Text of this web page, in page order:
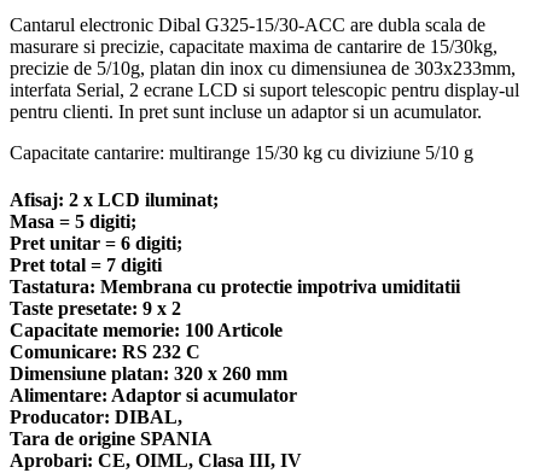
Cantarul electronic Dibal G325-15/30-ACC are dubla scala de
masurare si precizie, capacitate maxima de cantarire de 15/30kg,
precizie de 5/10g, platan din inox cu dimensiunea de 303x233mm,
interfata Serial, 2 ecrane LCD si suport telescopic pentru display-ul
pentru clienti. In pret sunt incluse un adaptor si un acumulator.
Capacitate cantarire: multirange 15/30 kg cu diviziune 5/10 g
Afisaj: 2 x LCD iluminat;
Masa = 5 digiti;
Pret unitar = 6 digiti;
Pret total = 7 digiti
Tastatura: Membrana cu protectie impotriva umiditatii
Taste presetate: 9 x 2
Capacitate memorie: 100 Articole
Comunicare: RS 232 C
Dimensiune platan: 320 x 260 mm
Alimentare: Adaptor si acumulator
Producator: DIBAL,
Tara de origine SPANIA
Aprobari: CE, OIML, Clasa III, IV